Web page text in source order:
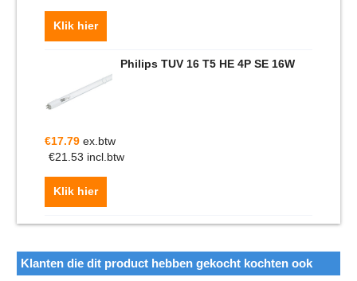
Klik hier
Philips TUV 16 T5 HE 4P SE 16W
€17.79 ex.btw
€21.53 incl.btw
Klik hier
Klanten die dit product hebben gekocht kochten ook